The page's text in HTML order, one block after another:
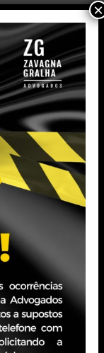
Gralha
áreas de
Direito
de atuação
foi Head do
Renner,
de
Administração
×